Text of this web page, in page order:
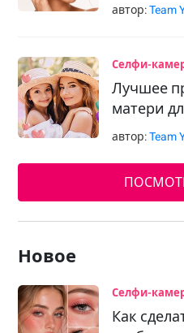
автор:Team
Селфи-
Лучшее
матери
автор:Team
Новое
Селфи-
Как